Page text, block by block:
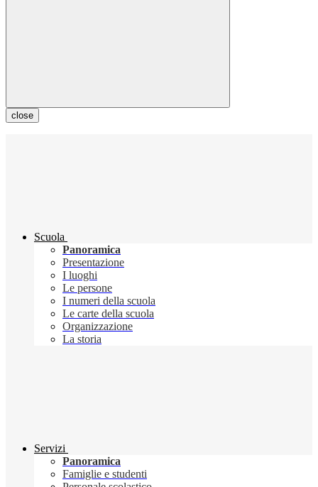
close
Scuola
Panoramica
Presentazione
I luoghi
Le persone
I numeri della scuola
Le carte della scuola
Organizzazione
La storia
Servizi
Panoramica
Famiglie e studenti